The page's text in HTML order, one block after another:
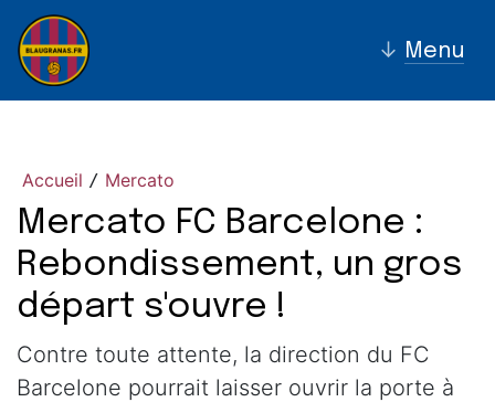
↓ Menu
Accueil / Mercato
Mercato FC Barcelone :
Rebondissement, un gros
départ s'ouvre !
Contre toute attente, la direction du FC
Barcelone pourrait laisser ouvrir la porte à